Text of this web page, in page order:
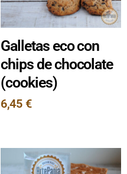
Galletas eco con
chips de chocolate
(cookies)
6,45 €